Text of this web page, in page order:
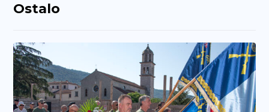
Ostalo